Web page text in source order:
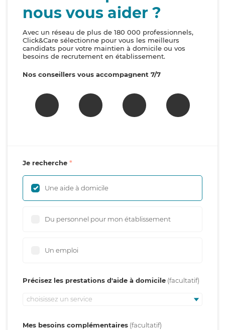
nous vous aider ?
Avec un réseau de plus de 180 000 professionnels,
Click&Care sélectionne pour vous les meilleurs
candidats pour votre maintien à domicile ou vos
besoins de recrutement en établissement.
Nos conseillers vous accompagnent 7/7
Je recherche
Une aide à domicile
Du personnel pour mon établissement
Un emploi
Précisez les prestations d'aide à domicile
choisissez un service
Mes besoins complémentaires